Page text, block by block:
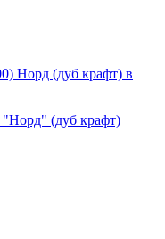
"Норд" (дуб крафт)